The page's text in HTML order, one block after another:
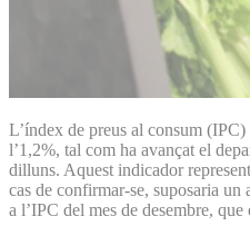
L’índex de preus al consum
l’1,2%, tal com ha avançat el
dilluns. Aquest indicador
cas de confirmar-se, suposaria un
a l’IPC del mes de desembre, que